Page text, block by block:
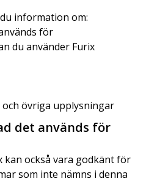
information om:
för
du använder Furix
övriga upplysningar
det används för
kan också vara godkänt för
som inte nämns i denna